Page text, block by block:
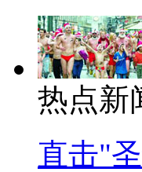
热点新
直击"